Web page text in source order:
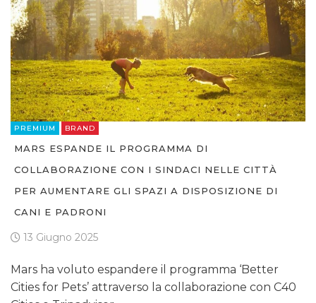
PREMIUM BRAND
MARS ESPANDE IL PROGRAMMA DI
COLLABORAZIONE CON I SINDACI NELLE CITTÀ
PER AUMENTARE GLI SPAZI A DISPOSIZIONE DI
CANI E PADRONI
13 Giugno 2025
Mars ha voluto espandere il programma ‘Better
Cities for Pets’ attraverso la collaborazione con C40